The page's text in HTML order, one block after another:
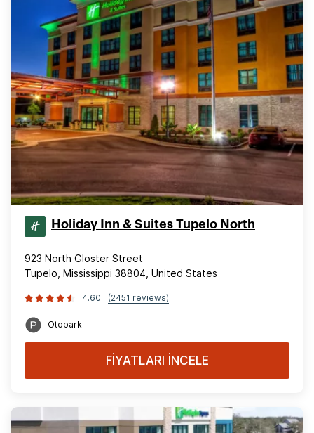
Holiday Inn & Suites Tupelo North
923 North Gloster Street
Tupelo, Mississippi 38804, United States
4.60 (2451 reviews)
Otopark
FİYATLARI İNCELE